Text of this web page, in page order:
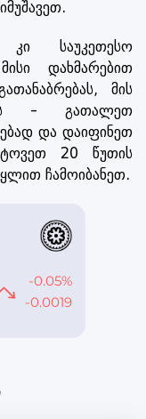
საუკეთესო
დახმარებით
მის
- გათალეთ
და დაიფინეთ
20 წუთის
ჩამოიბანეთ.